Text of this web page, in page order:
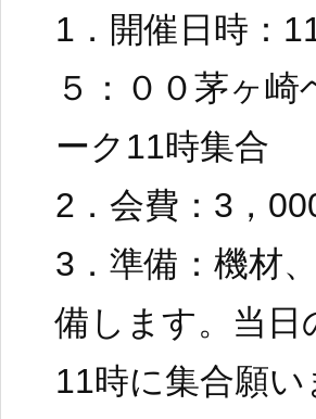
1．開催日時：
５：００茅ヶ
ーク11時集合
2．会費：3，
3．準備：機材
備します。当日
11時に集合願い